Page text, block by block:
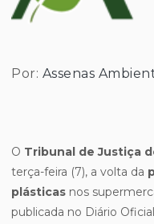
Por: Assenas
O Tribunal de Justiça
terça-feira (7), a volta da
plásticas nos
publicada no Diário